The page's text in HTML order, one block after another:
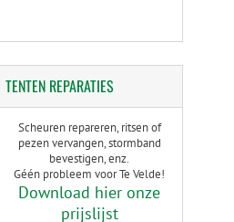
TENTEN REPARATIES
Scheuren repareren, ritsen of
pezen vervangen, stormband
bevestigen, enz.
Géén probleem voor Te Velde!
Download hier onze
prijslijst